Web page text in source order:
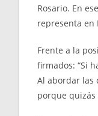
Rosario. En
representa en
Frente a la
firmados: “Si
Al abordar las
porque quizás